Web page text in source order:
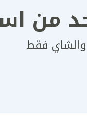
من
والشاي فقط